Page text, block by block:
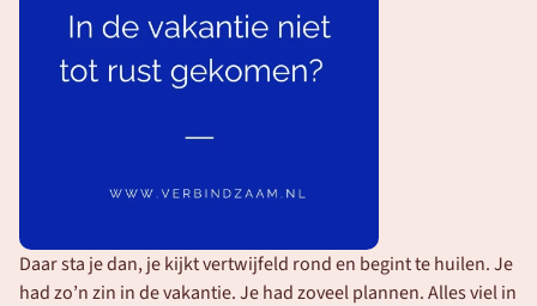
Daar sta je dan, je kijkt vertwijfeld rond en begint te huilen. Je
had zo’n zin in de vakantie. Je had zoveel plannen. Alles viel in